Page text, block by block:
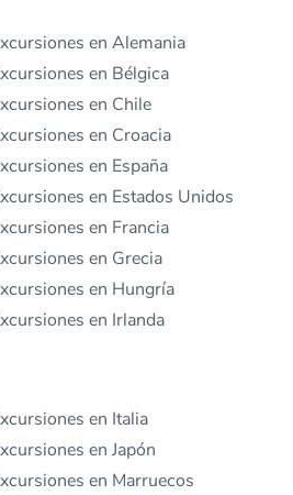
en Alemania
en Bélgica
en Chile
en Croacia
en España
en Estados Unidos
en Francia
en Grecia
en Hungría
en Irlanda
en Italia
en Japón
en Marruecos